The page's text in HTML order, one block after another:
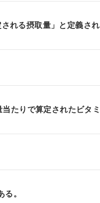
れる摂取量」と定義され
たりで算定されたビタミ
。